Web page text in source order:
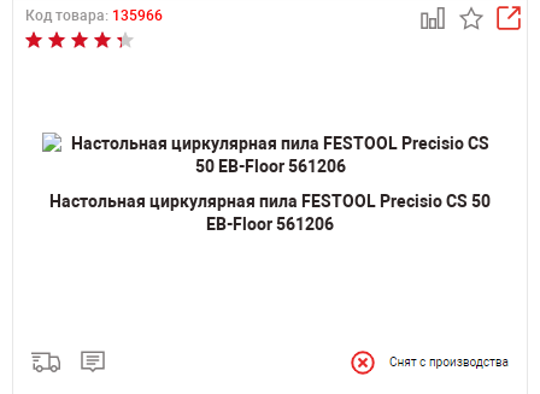
Код товара: 135966
Настольная циркулярная пила FESTOOL Precisio CS 50
EB-Floor 561206